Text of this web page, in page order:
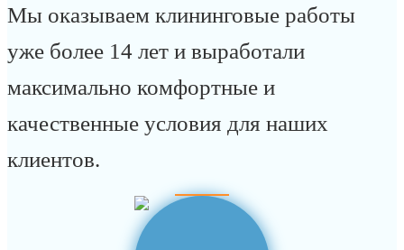
Мы оказываем клининговые работы
уже более 14 лет и выработали
максимально комфортные и
качественные условия для наших
клиентов.